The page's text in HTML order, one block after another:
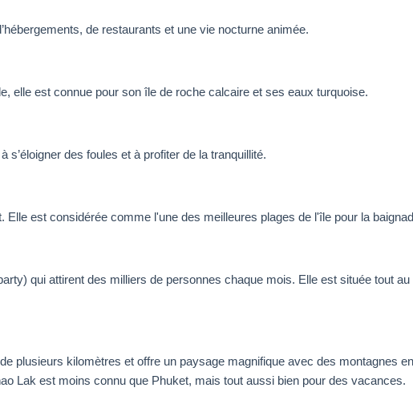
de restaurants et une vie nocturne animée.
elle est connue pour son île de roche calcaire et ses eaux turquoise.
des foules et à profiter de la tranquillité.
est considérée comme l'une des meilleures plages de l'île pour la
qui attirent des milliers de personnes chaque mois. Elle est située tout
plusieurs kilomètres et offre un paysage magnifique avec des montagnes
Lak est moins connu que Phuket, mais tout aussi bien pour des vacances.